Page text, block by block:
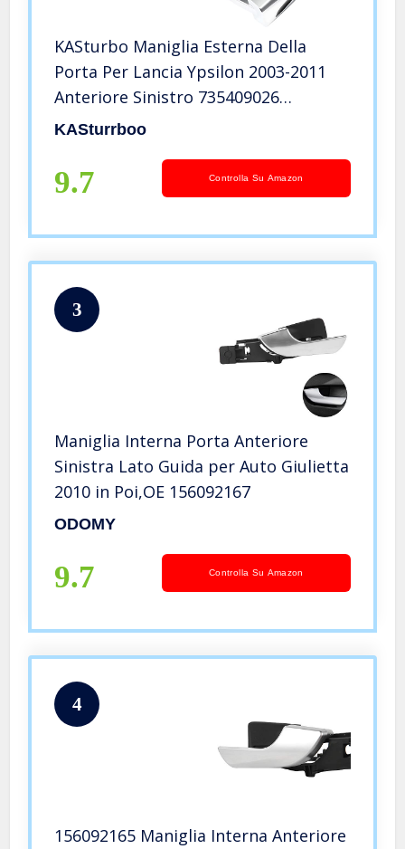
KASturbo Maniglia Esterna Della
Porta Per Lancia Ypsilon 2003-2011
Anteriore Sinistro 735409026
735409024
KASturrboo
9.7 Controlla Su Amazon
3
Maniglia Interna Porta Anteriore
Sinistra Lato Guida per Auto Giulietta
2010 in Poi,OE 156092167
ODOMY
9.7 Controlla Su Amazon
4
156092165 Maniglia Interna Anteriore